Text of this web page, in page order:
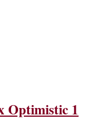
Optimistic 1